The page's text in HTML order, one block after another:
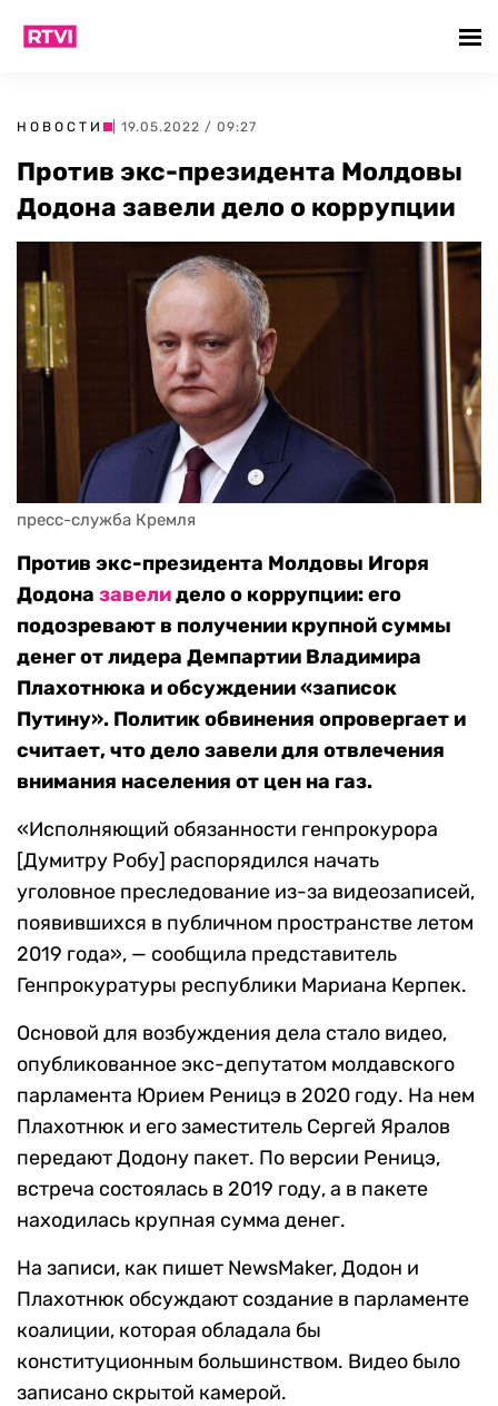
НОВОСТИ | 19.05.2022 / 09:27
Против экс-президента Молдовы
Додона завели дело о коррупции
пресс-служба Кремля
Против экс-президента Молдовы Игоря
Додона завелидело о коррупции: его
подозревают в получении крупной суммы
денег от лидера Демпартии Владимира
Плахотнюка и обсуждении «записок
Путину». Политик обвинения опровергает и
считает, что дело завели для отвлечения
внимания населения от цен на газ.
«Исполняющий обязанности генпрокурора
[Думитру Робу] распорядился начать
уголовное преследование из-за видеозаписей,
появившихся в публичном пространстве летом
2019 года», — сообщила представитель
Генпрокуратуры республики Мариана Керпек.
Основой для возбуждения дела стало видео,
опубликованное экс-депутатом молдавского
парламента Юрием Реницэ в 2020 году. На нем
Плахотнюк и его заместитель Сергей Яралов
передают Додону пакет. По версии Реницэ,
встреча состоялась в 2019 году, а в пакете
находилась крупная сумма денег.
На записи, как пишет NewsMaker, Додон и
Плахотнюк обсуждают создание в парламенте
коалиции, которая обладала бы
конституционным большинством. Видео было
записано скрытой камерой.